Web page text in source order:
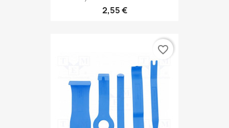
2,55 €
favorite_border